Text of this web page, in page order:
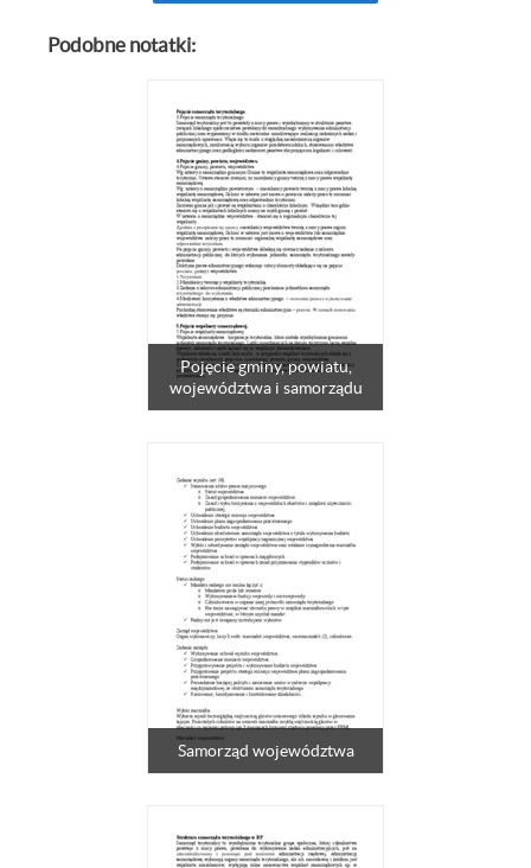
Podobne notatki:
Pojęcie gminy, powiatu,
województwa i samorządu
Samorząd województwa